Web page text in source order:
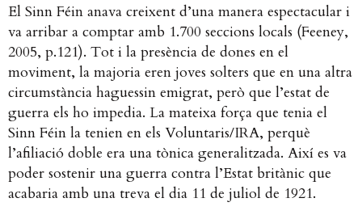
El Sinn Féin anava creixent d’una manera espectacular i
va arribar a comptar amb 1.700 seccions locals (Feeney,
2005, p.121). Tot i la presència de dones en el
moviment, la majoria eren joves solters que en una altra
circumstància haguessin emigrat, però que l’estat de
guerra els ho impedia. La mateixa força que tenia el
Sinn Féin la tenien en els Voluntaris/IRA, perquè
l’afiliació doble era una tònica generalitzada. Així es va
poder sostenir una guerra contra l’Estat britànic que
acabaria amb una treva el dia 11 de juliol de 1921.